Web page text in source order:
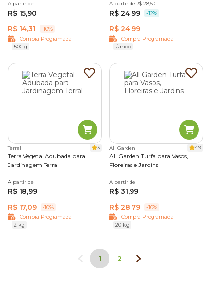
A partir de
R$ 15,90
R$ 14,31
-10%
Compra Programada
500 g
A partir deR$ 28,50
R$ 24,99 -12%
R$ 24,99
Compra Programada
Único
Terral 3
Terra Vegetal Adubada para
Jardinagem Terral
A partir de
R$ 18,99
R$ 17,09
-10%
Compra Programada
2 kg
All Garden 4.9
All Garden Turfa para Vasos,
Floreiras e Jardins
A partir de
R$ 31,99
R$ 28,79
-10%
Compra Programada
20 kg
1 2